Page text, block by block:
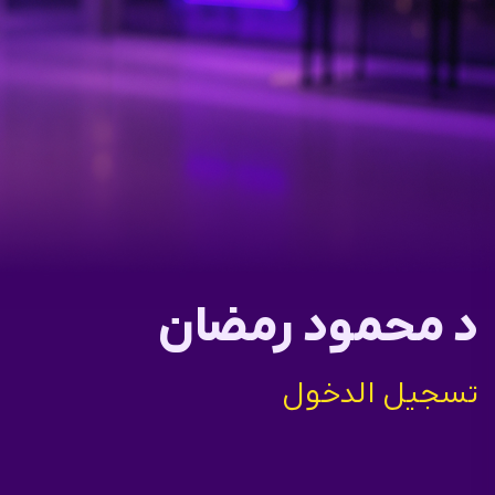
د محمود رمضان
تسجيل الدخول